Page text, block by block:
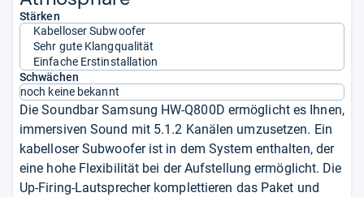
Stärken
Kabelloser Subwoofer
Sehr gute Klangqualität
Einfache Erstinstallation
Schwächen
noch keine bekannt
Die Soundbar Samsung HW-Q800D ermöglicht es Ihnen,
immersiven Sound mit 5.1.2 Kanälen umzusetzen. Ein
kabelloser Subwoofer ist in dem System enthalten, der
eine hohe Flexibilität bei der Aufstellung ermöglicht. Die
Up-Firing-Lautsprecher komplettieren das Paket und